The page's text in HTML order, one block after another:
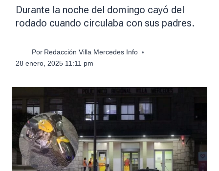
Durante la noche del domingo cayó del
rodado cuando circulaba con sus padres.
Por Redacción Villa Mercedes Info
28 enero, 2025 11:11 pm